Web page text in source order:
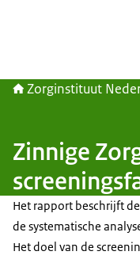
Zorginstituut
Zinnige
Het rapport beschrijft
de systematische
Het doel van de